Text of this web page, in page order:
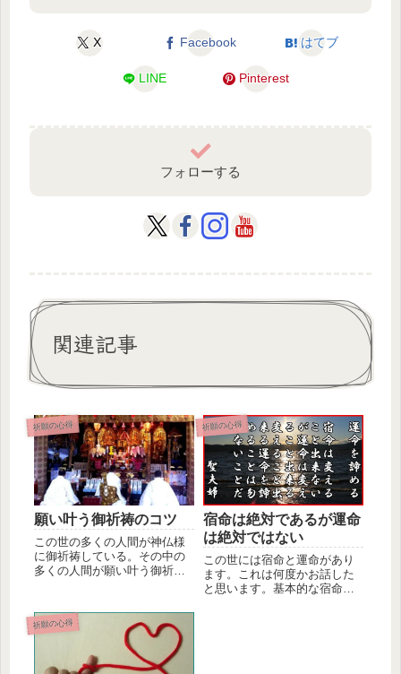
X Facebook はてブ
LINE Pinterest
フォローする
関連記事
祈願の心得
願い叶う御祈祷のコツ
この世の多くの人間が神仏様
に御祈祷している。その中の
多くの人間が願い叶う御祈祷
祈願の心得
宿命は絶対であるが運命
は絶対ではない
この世には宿命と運命があり
ます。これは何度かお話した
と思います。基本的な宿命と
祈願の心得